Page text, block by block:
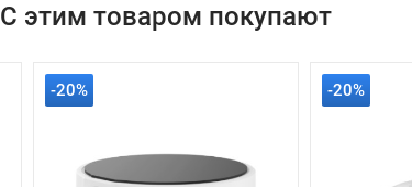
С этим товаром покупают
-20% -20%